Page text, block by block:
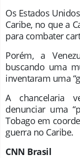
Os Estados
Caribe, no que a
para combater
Porém, a
buscando uma
inventaram uma
A chancelaria
denunciar uma
Tobago em
guerra no Caribe.
CNN Brasil